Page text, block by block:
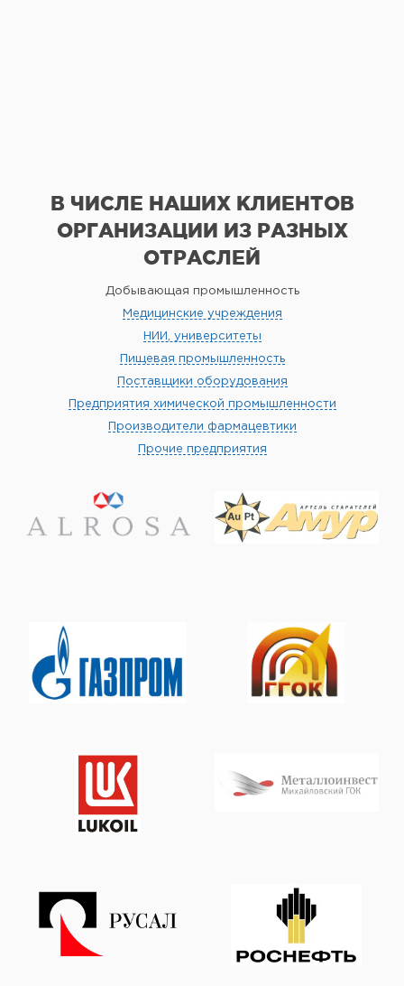
В ЧИСЛЕ НАШИХ КЛИЕНТОВ
ОРГАНИЗАЦИИ ИЗ РАЗНЫХ
ОТРАСЛЕЙ
Добывающая промышленность
Медицинские учреждения
НИИ, университеты
Пищевая промышленность
Поставщики оборудования
Предприятия химической промышленности
Производители фармацевтики
Прочие предприятия